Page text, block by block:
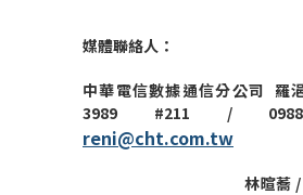
媒體聯絡人：
中華電信數據通信分公司 羅
3989 #211 /
reni@cht.com.tw
林暄蕎